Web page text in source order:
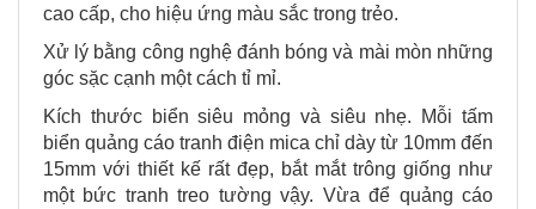
cao cấp, cho hiệu ứng màu sắc trong trẻo.
Xử lý bằng công nghệ đánh bóng và mài mòn những
góc sặc cạnh một cách tỉ mỉ.
Kích thước biển siêu mỏng và siêu nhẹ. Mỗi tấm
biển quảng cáo tranh điện mica chỉ dày từ 10mm đến
15mm với thiết kế rất đẹp, bắt mắt trông giống như
một bức tranh treo tường vậy. Vừa để quảng cáo